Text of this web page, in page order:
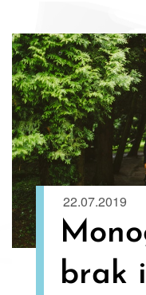
22.07.2019
brak i